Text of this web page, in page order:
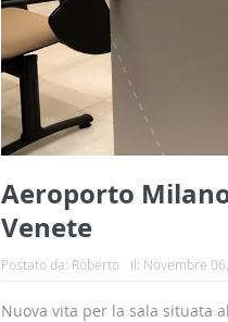
Aeroporto
Venete
Postato da: Roberto il: Novembre
Nuova vita per la sala situata